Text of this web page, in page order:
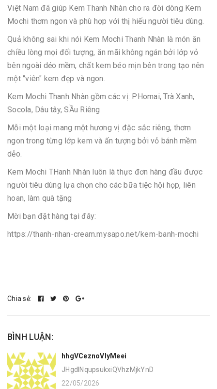
Việt Nam đã giúp Kem Thanh Nhàn cho ra đời dòng Kem
Mochi thơm ngon và phù hợp với thị hiếu người tiêu dùng.
Quả không sai khi nói Kem Mochi Thanh Nhàn là món ăn
chiều lòng mọi đối tượng, ăn mãi không ngán bởi lớp vỏ
bên ngoài dẻo mềm, chất kem béo mịn bên trong tạo nên
một "viên" kem đẹp và ngon.
Kem Mochi Thanh Nhàn gồm các vị: PHomai, Trà Xanh,
Socola, Dâu tây, SẦu Riêng
Mỗi một loại mang một hương vị đặc sắc riêng, thơm
ngon trong từng lớp kem và ấn tượng bởi vỏ bánh mềm
dẻo.
Kem Mochi THanh Nhàn luôn là thực đơn hàng đầu được
người tiêu dùng lựa chọn cho các bữa tiệc hội họp, liên
hoan, làm quà tặng
Mời bạn đặt hàng tại đây:
https://thanh-nhan-cream.mysapo.net/kem-banh-mochi
Chia sẻ:
BÌNH LUẬN:
hhgVCeznoVlyMeei
JHgdINqupsukxiQVhzMjkYnD
22/05/2026